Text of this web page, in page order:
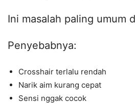
Ini masalah paling umum
Penyebabnya:
Crosshair terlalu rendah
Narik aim kurang cepat
Sensi nggak cocok